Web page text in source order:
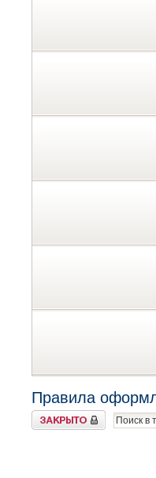
Правила
Закрыто